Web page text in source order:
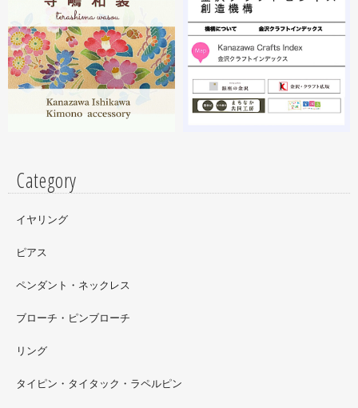
2023.02
昨年初めからT-BASE銀座ギャラリーさんのご依頼で螺鈿
細工のソフビフィギュア装飾のお仕事させていただいてま
す。広面積への螺鈿細工や蒔絵となりますのでかなりの高
額品になりますがご好評のようで嬉しい限りです(^^)写真
はドラマに登場していたキャラクターです。
Category
イヤリング
ピアス
ペンダント・ネックレス
ブローチ・ピンブローチ
リング
タイピン・タイタック・ラペルピン